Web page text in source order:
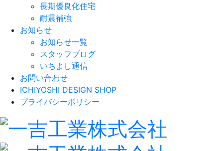
長期優良化住宅
耐震補強
お知らせ
お知らせ一覧
スタッフブログ
いちよし通信
お問い合わせ
ICHIYOSHI DESIGN SHOP
プライバシーポリシー